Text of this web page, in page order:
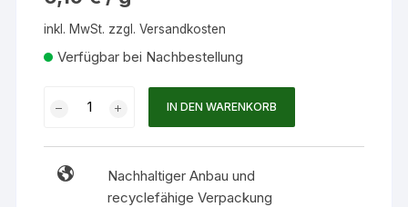
inkl. MwSt. zzgl.Versandkosten
Verfügbar bei Nachbestellung
PREMIUM
Ingwerteemischung
BIO
IN DEN WARENKORB
Nachhaltiger Anbau und
recyclefähige Verpackung